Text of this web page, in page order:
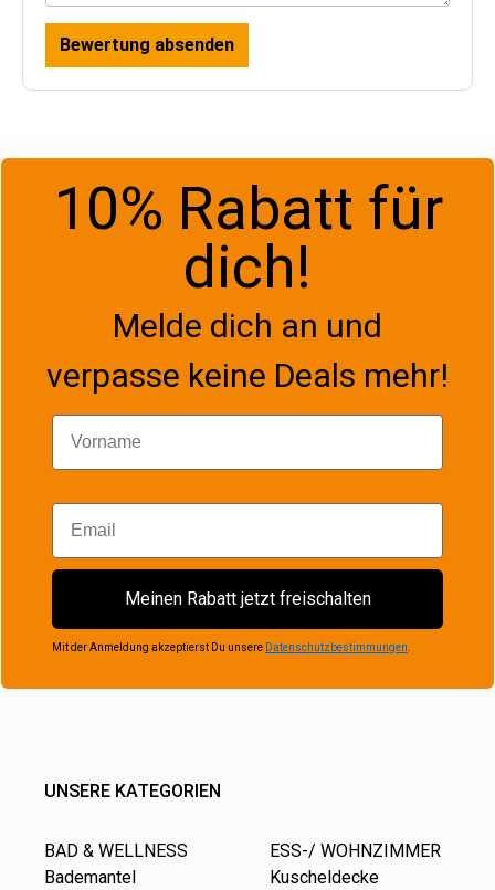
Bewertung absenden
10% Rabatt für
dich!
Melde dich an und
verpasse keine Deals mehr!
Vorname
Email
Meinen Rabatt jetzt freischalten
Mit der Anmeldung akzeptierst Du unsere Datenschutzbestimmungen
UNSERE KATEGORIEN
BAD & WELLNESS
Bademantel
ESS-/ WOHNZIMMER
Kuscheldecke